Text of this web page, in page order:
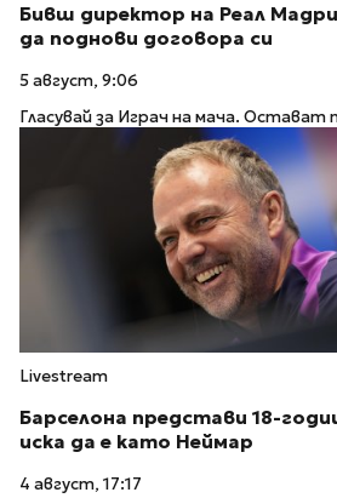
Бивш директор на Реал
да поднови договора си
5 август, 9:06
Гласувай за Играч на мача. Остават
Livestream
Барселона представи 18-
иска да е като Неймар
4 август, 17:17